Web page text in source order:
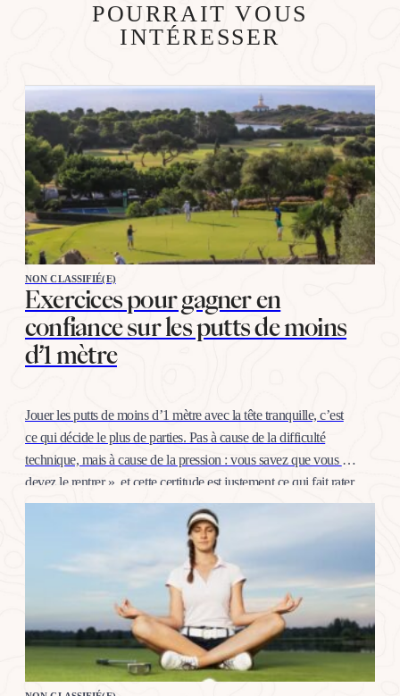
POURRAIT VOUS
INTÉRESSER
NON CLASSIFIÉ(E)
Exercices pour gagner en
confiance sur les putts de moins
d’1 mètre
Jouer les putts de moins d’1 mètre avec la tête tranquille, c’est
ce qui décide le plus de parties. Pas à cause de la difficulté
technique, mais à cause de la pression : vous savez que vous «
devez le rentrer », et cette certitude est justement ce qui fait rater.
La bonne nouvelle, c’est…